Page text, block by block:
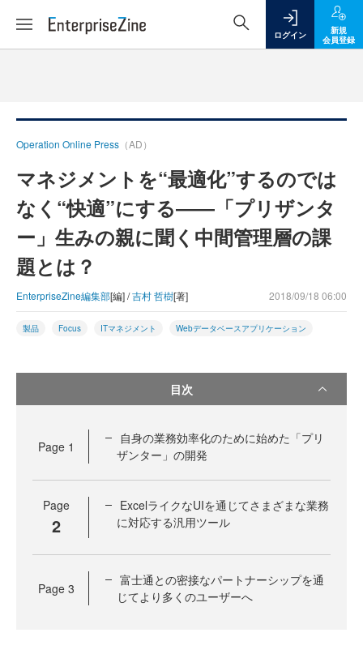
ログイン
新規
会員登録
Operation Online Press （AD）
マネジメントを“最適化”するのでは
なく“快適”にする――「プリザンタ
ー」生みの親に聞く中間管理層の課
題とは？
EnterpriseZine編集部[編] /吉村 哲樹[著] 2018/09/18 06:00
製品 Focus ITマネジメント Webデータベースアプリケーション
目次
Page 1
自身の業務効率化のために始めた「プリ
ザンター」の開発
Page
2
ExcelライクなUIを通じてさまざまな業務
に対応する汎用ツール
Page 3
富士通との密接なパートナーシップを通
じてより多くのユーザーへ